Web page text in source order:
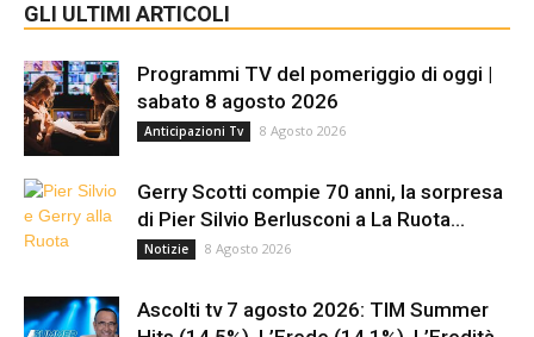
GLI ULTIMI ARTICOLI
Programmi TV del pomeriggio di oggi |
sabato 8 agosto 2026
Anticipazioni Tv 8 Agosto 2026
Gerry Scotti compie 70 anni, la sorpresa
di Pier Silvio Berlusconi a La Ruota...
Notizie 8 Agosto 2026
Ascolti tv 7 agosto 2026: TIM Summer